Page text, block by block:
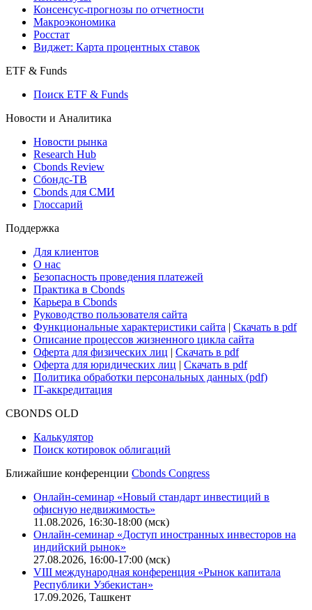
Поиск индексов
Страницы стран
Создать индекс
Консенсусы
Консенсус-прогнозы по отчетности
Макроэкономика
Виджет: Карта процентных ставок
ETF & Funds
Поиск ETF & Funds
Новости и Аналитика
Новости рынка
Research Hub
Cbonds Review
Сбондс-ТВ
Глоссарий
Поддержка
Для клиентов
О нас
Безопасность проведения платежей
Практика в Cbonds
Карьера в Cbonds
Руководство пользователя сайта
Функциональные характеристики сайта|Скачать в pdf
Описание процессов жизненного цикла сайта
Оферта для физических лиц
Оферта для юридических лиц
IT-аккредитация
Поиск котировок облигаций
Ближайшие конференцииCbonds Congress
Онлайн-семинар «Новый стандарт инвестиций в
офисную недвижимость»
11.08.2026, 16:30-18:00 (мск)
Онлайн-семинар «Доступ иностранных инвесторов на
индийский рынок»